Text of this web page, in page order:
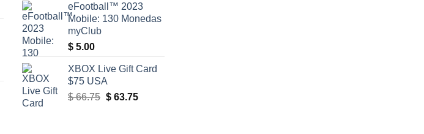
eFootball™ 2023
Mobile: 130 Monedas
myClub
$ 5.00
XBOX Live Gift Card
$75 USA
$66.75 El
$63.75El